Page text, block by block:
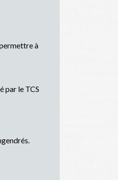
à
par le TCS